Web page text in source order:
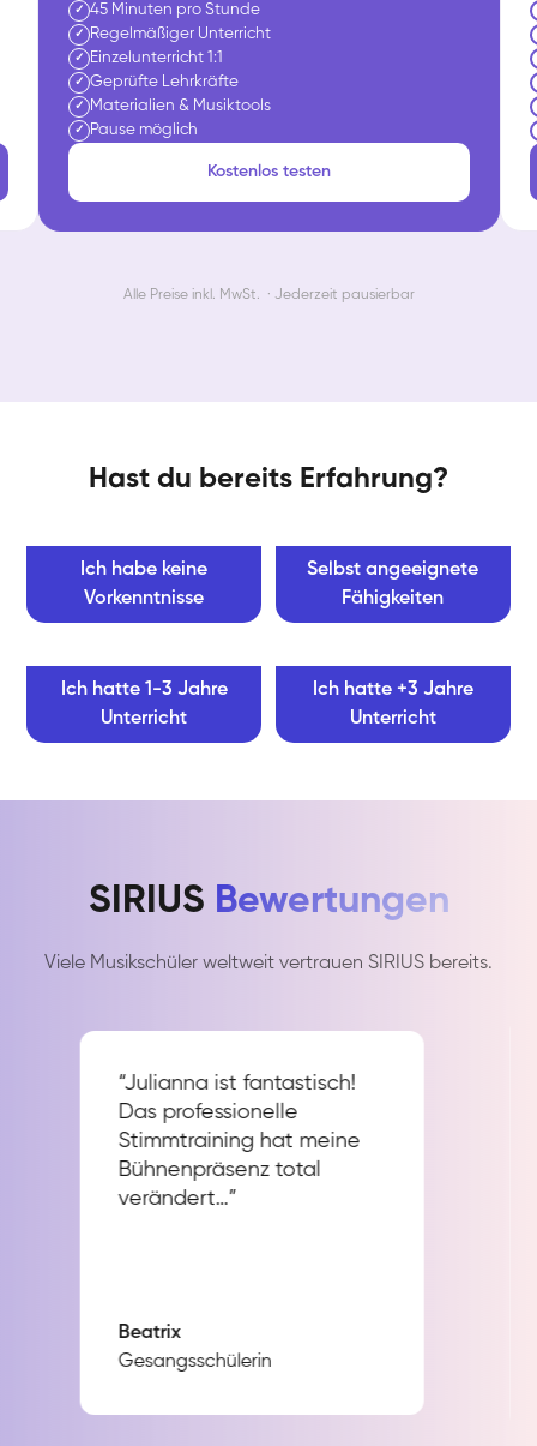
✓ 45 Minuten pro Stunde
✓ Regelmäßiger Unterricht
✓ Einzelunterricht 1:1
✓ Geprüfte Lehrkräfte
✓ Materialien & Musiktools
✓ Pause möglich
Kostenlos testen
Alle Preise inkl. MwSt. · Jederzeit pausierbar
Hast du bereits Erfahrung?
Ich habe keine
Vorkenntnisse
Selbst angeeignete
Fähigkeiten
Ich hatte 1-3 Jahre
Unterricht
Ich hatte +3 Jahre
Unterricht
SIRIUS Bewertungen
Viele Musikschüler weltweit vertrauen SIRIUS bereits.
“Julianna ist fantastisch!
Das professionelle
Stimmtraining hat meine
Bühnenpräsenz total
verändert…”
Beatrix
Gesangsschülerin